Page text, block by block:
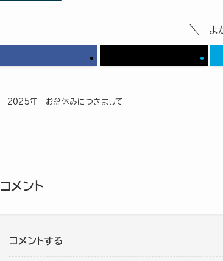
よ
2025年 お盆休みにつきまして
コメント
コメントする